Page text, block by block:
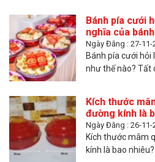
Bánh pía cưới
nghĩa của
Ngày Đăng : 27-11-
Bánh pía cưới hỏi
như thế nào? Tất
Kích thước
đường kính là
Ngày Đăng : 26-11-
Kích thước mâm
kính là bao